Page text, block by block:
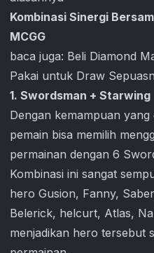
Kombinasi Sinergi
MCGG
baca juga: Beli Diamond
Pakai untuk Draw
1. Swordsman + Starwing
Dengan kemampuan
pemain bisa memilih
permainan dengan 6
Kombinasi ini sangat
hero Gusion, Fanny,
Belerick, helcurt, Atlas,
menjadikan hero tersebut